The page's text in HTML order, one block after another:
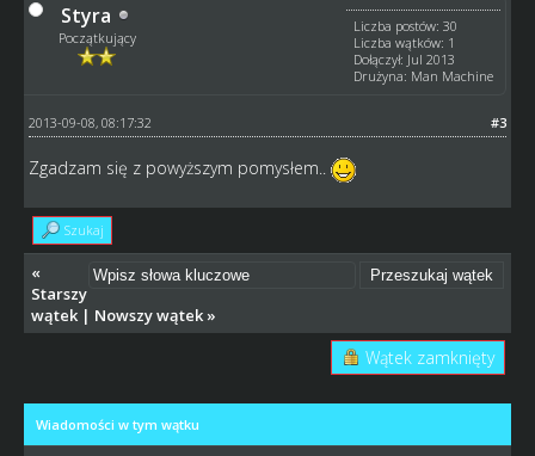
Styra
Początkujący
Liczba postów: 30
Liczba wątków: 1
Dołączył: Jul 2013
Drużyna: Man Machine
#3
2013-09-08, 08:17:32
Zgadzam się z powyższym pomysłem..
Szukaj
«
Starszy
wątek| Nowszy wątek»
Wątek zamknięty
Wiadomości w tym wątku